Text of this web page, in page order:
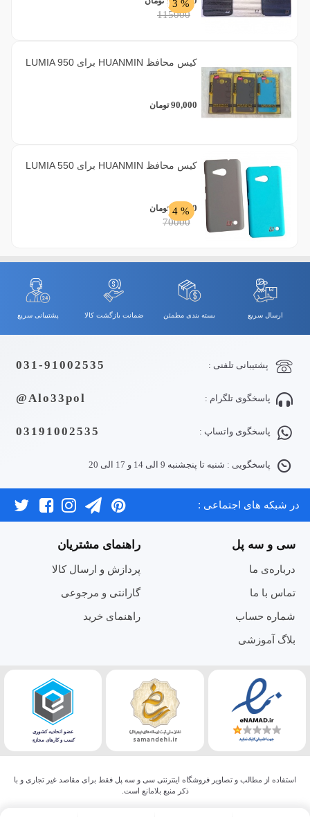
% 3
115000
کیس محافظ HUANMIN برای LUMIA 950
90,000 تومان
کیس محافظ HUANMIN برای LUMIA 550
% 4
67,000 تومان
70000
ارسال سریع بسته بندی مطمئن ضمانت بازگشت کالا پشتیبانی سریع
پشتیبانی تلفنی : 031-91002535
پاسخگوی تلگرام : Alo33pol@
پاسخگوی واتساپ : 03191002535
پاسخگویی : شنبه تا پنجشنبه 9 الی 14 و 17 الی 20
در شبکه های اجتماعی :
سی و سه پل
درباره‌ی ما
تماس با ما
شماره حساب
بلاگ آموزشی
راهنمای مشتریان
پردازش و ارسال کالا
گارانتی و مرجوعی
راهنمای خرید
استفاده از مطالب و تصاویر فروشگاه اینترنتی سی و سه پل فقط برای مقاصد غیر تجاری و با
ذکر منبع بلامانع است.